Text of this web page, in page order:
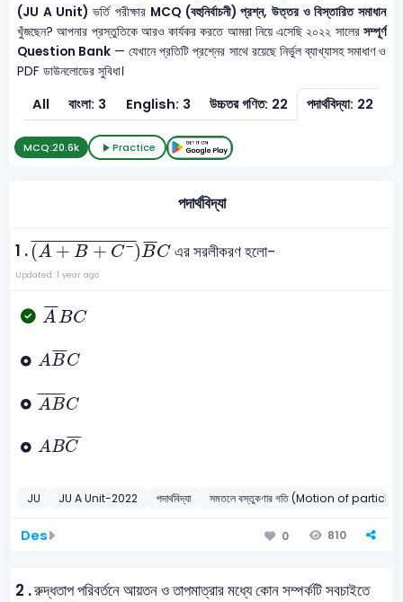
(JU A Unit) ভর্তি পরীক্ষার MCQ (বহুনির্বাচনী) প্রশ্ন, উত্তর ও বিস্তারিত সমাধান
খুঁজছেন? আপনার প্রস্তুতিকে আরও কার্যকর করতে আমরা নিয়ে এসেছি ২০২২ সালের সম্পূর্ণ
Question Bank — যেখানে প্রতিটি প্রশ্নের সাথে রয়েছে নির্ভুল ব্যাখ্যাসহ সমাধাণ ও
PDF ডাউনলোডের সুবিধা।
All বাংলা: 3 English: 3 উচ্চতর গণিত: 22 পদার্থবিদ্যা: 22
MCQ:20.6k Practice
পদার্থবিদ্যা
1 .¯¯¯¯¯¯¯¯¯¯¯¯¯¯¯¯¯¯¯¯¯¯¯
(A + B + C¯)¯
¯¯
BC
A+B+C¯¯B¯C এর সরলীকরণ হলো-
Updated: 1 year ago
¯
¯¯
ABC
A¯BC
A¯
¯¯
BC
AB¯C
¯¯¯¯¯¯
ABC
AB¯C
AB¯
¯¯
C
A BC¯
JU JU A Unit-2022 পদার্থবিদ্যা সমতলে বস্তুকণার গতি (Motion of
Des 0 810
2 .রুদ্ধতাপ পরিবর্তনে আয়তন ও তাপমাত্রার মধ্যে কোন সম্পর্কটি সবচাইতে